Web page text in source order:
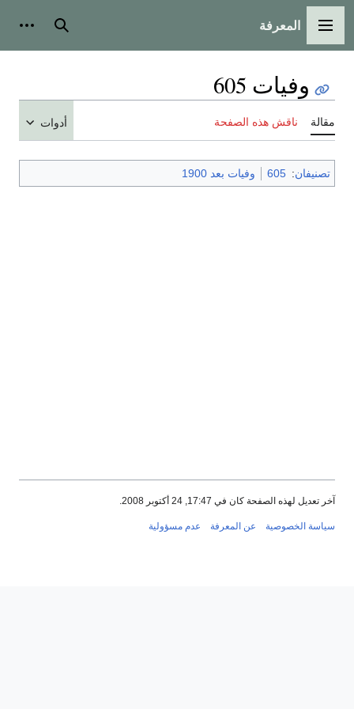
القائمة الرئيسية
المعرفة بحث
وفيات 605
مقالة ناقش هذه الصفحة أدوات
تصنيفان:
605 وفيات بعد 1900
آخر تعديل لهذه الصفحة كان في 17:47, 24 أكتوبر 2008.
سياسة الخصوصية عن المعرفة عدم مسؤولية